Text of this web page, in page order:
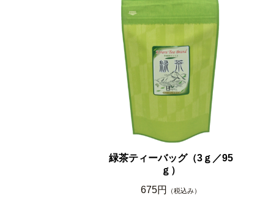
緑茶ティーバッグ（3ｇ／95
ｇ）
675円
（税込み）